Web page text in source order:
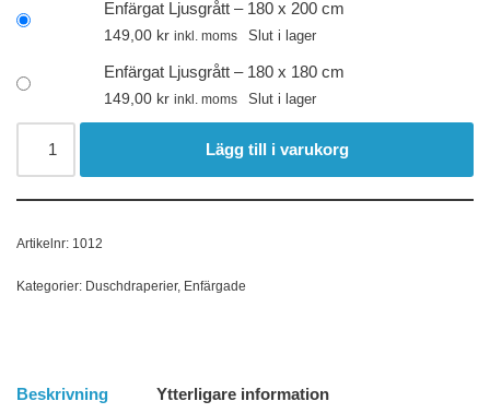
Enfärgat Ljusgrått – 180 x 200 cm
149,00 kr inkl. moms Slut i lager
Enfärgat Ljusgrått – 180 x 180 cm
149,00 kr inkl. moms Slut i lager
Lägg till i varukorg
Artikelnr: 1012
Kategorier: Duschdraperier, Enfärgade
Beskrivning Ytterligare information